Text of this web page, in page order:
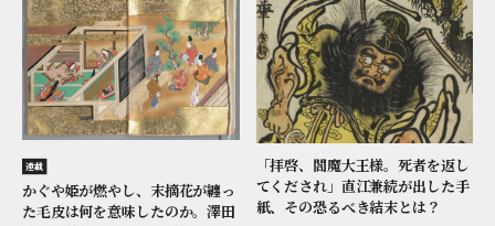
連載
かぐや姫が燃やし、末摘花が纏っ
た毛皮は何を意味したのか。澤田
「拝啓、閻魔大王様。死者を返し
てくだされ」直江兼続が出した手
紙、その恐るべき結末とは？